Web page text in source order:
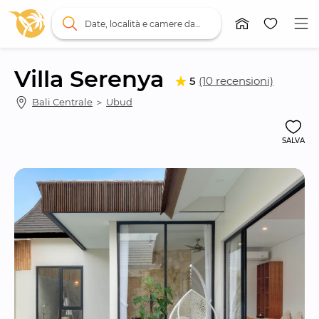
Villa Serenya 5 (10 recensioni)
Bali Centrale ＞ Ubud
SALVA